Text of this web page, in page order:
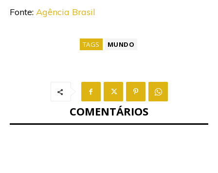
Fonte: Agência Brasil
TAGS MUNDO
COMENTÁRIOS